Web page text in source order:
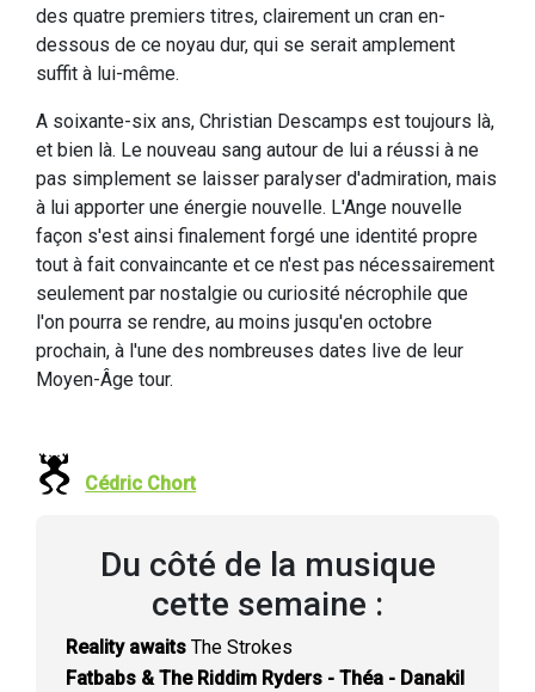
des quatre premiers titres, clairement un cran en-
dessous de ce noyau dur, qui se serait amplement
suffit à lui-même.
A soixante-six ans, Christian Descamps est toujours là,
et bien là. Le nouveau sang autour de lui a réussi à ne
pas simplement se laisser paralyser d'admiration, mais
à lui apporter une énergie nouvelle. L'Ange nouvelle
façon s'est ainsi finalement forgé une identité propre
tout à fait convaincante et ce n'est pas nécessairement
seulement par nostalgie ou curiosité nécrophile que
l'on pourra se rendre, au moins jusqu'en octobre
prochain, à l'une des nombreuses dates live de leur
Moyen-Âge tour.
Cédric Chort
Du côté de la musique
cette semaine :
Reality awaits The Strokes
Fatbabs & The Riddim Ryders - Théa - Danakil